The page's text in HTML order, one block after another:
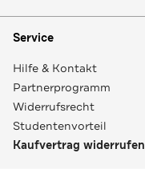
Service
Hilfe & Kontakt
Partnerprogramm
Widerrufsrecht
Studentenvorteil
Kaufvertrag widerrufen